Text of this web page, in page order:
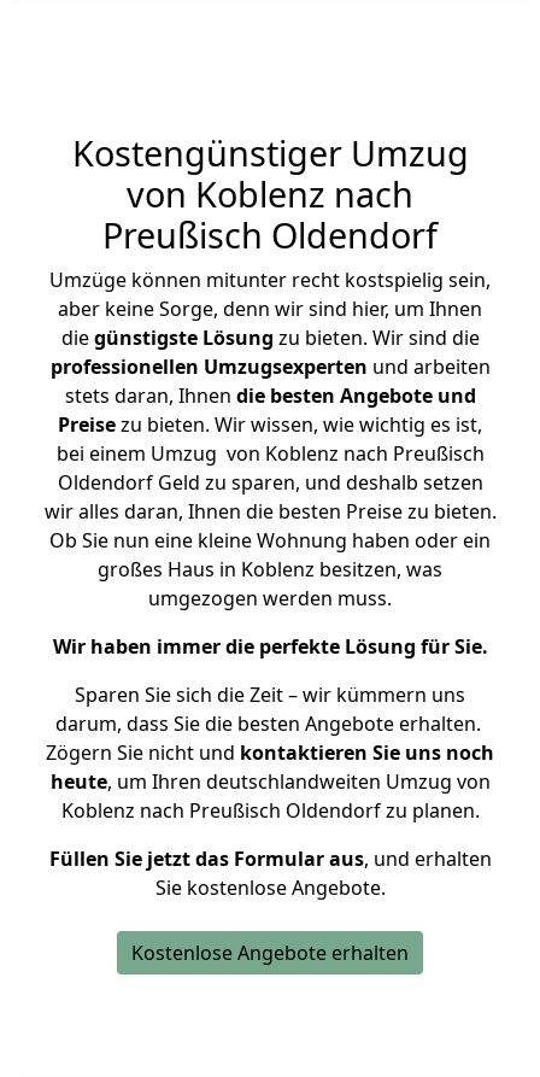
Kostengünstiger Umzug
von Koblenz nach
Preußisch Oldendorf
Umzüge können mitunter recht kostspielig sein,
aber keine Sorge, denn wir sind hier, um Ihnen
diegünstigste Lösung zu bieten. Wir sind die
professionellen Umzugsexperten und arbeiten
stets daran, Ihnen die besten Angebote und
Preisezu bieten. Wir wissen, wie wichtig es ist,
bei einem Umzug von Koblenz nach Preußisch
Oldendorf Geld zu sparen, und deshalb setzen
wir alles daran, Ihnen die besten Preise zu bieten.
Ob Sie nun eine kleine Wohnung haben oder ein
großes Haus in Koblenz besitzen, was
umgezogen werden muss.
Wir haben immer die perfekte Lösung für Sie.
Sparen Sie sich die Zeit – wir kümmern uns
darum, dass Sie die besten Angebote erhalten.
Zögern Sie nicht und kontaktieren Sie uns noch
heute, um Ihren deutschlandweiten Umzug von
Koblenz nach Preußisch Oldendorf zu planen.
Füllen Sie jetzt das Formular aus, und erhalten
Sie kostenlose Angebote.
Kostenlose Angebote erhalten